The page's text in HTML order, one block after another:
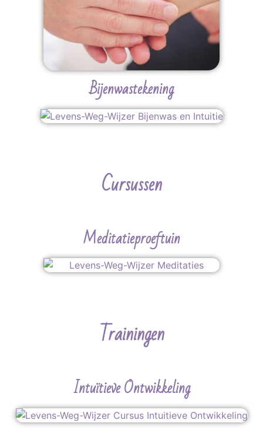
Bijenwastekening
Cursussen
Meditatieproeftuin
Trainingen
Intuïtieve Ontwikkeling